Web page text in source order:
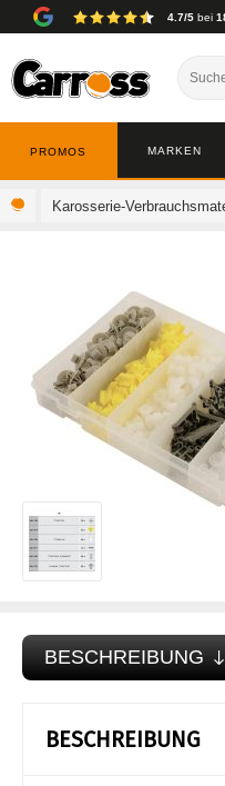
4.7/5 bei
MARKEN
PROMOS
Karosserie-
BESCHREIBUNG
BESCHREIBUNG